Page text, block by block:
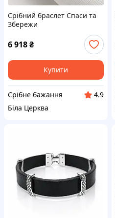
Срібний браслет Спаси та
Збережи
6 918₴
Купити
Срібне бажання
4.9
Біла Церква